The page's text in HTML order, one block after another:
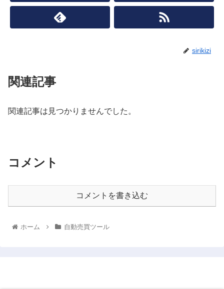
sirikizi
関連記事
関連記事は見つかりませんでした。
コメント
コメントを書き込む
ホーム 自動売買ツール